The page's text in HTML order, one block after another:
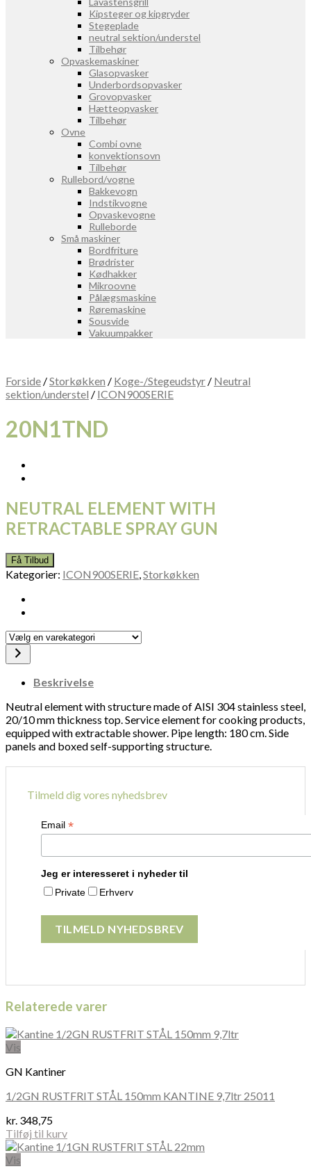
Kipsteger og kipgryder
Stegeplade
neutral sektion/understel
Tilbehør
Opvaskemaskiner
Glasopvasker
Underbordsopvasker
Grovopvasker
Hætteopvasker
Tilbehør
Ovne
Combi ovne
konvektionsovn
Tilbehør
Rullebord/vogne
Bakkevogn
Indstikvogne
Opvaskevogne
Rulleborde
Små maskiner
Bordfriture
Brødrister
Kødhakker
Mikroovne
Pålægsmaskine
Røremaskine
Sousvide
Vakuumpakker
Forside /Storkøkken / Koge-/Stegeudstyr / Neutral
sektion/understel / ICON900SERIE
20N1TND
NEUTRAL ELEMENT WITH
RETRACTABLE SPRAY GUN
Få Tilbud
Kategorier: ICON900SERIE Storkøkken
Vælg
en
varekategori
Beskrivelse
Neutral element with structure made of AISI 304 stainless steel,
20/10 mm thickness top. Service element for cooking products,
equipped with extractable shower. Pipe length: 180 cm. Side
panels and boxed self-supporting structure.
Tilmeld dig vores nyhedsbrev
Email *
Jeg er interesseret i nyheder til
Private
Erhverv
Relaterede varer
Vis
GN Kantiner
1/2GN RUSTFRIT STÅL 150mm KANTINE 9,7ltr 25011
kr. 348,75
Tilføj til kurv
Vis